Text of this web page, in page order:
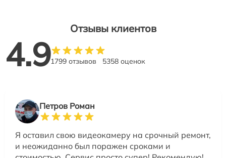
Отзывы клиентов
4.91799 отзывов 5358 оценок
Петров Роман
Я оставил свою видеокамеру на срочный ремонт,
и неожиданно был поражен сроками и